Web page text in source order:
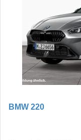
BMW 220